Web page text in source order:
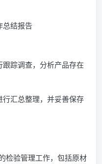
总结报告
跟踪调查，分析产品存在
行汇总整理，并妥善保存
检验管理工作，包括原材